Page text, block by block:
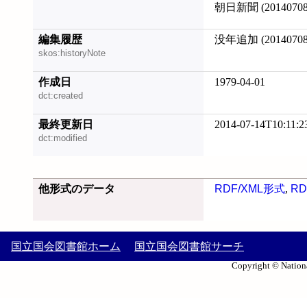
朝日新聞
編集履歴
skos:historyNote
没年追加
作成日
dct:created
1979-04-01
最終更新日
dct:modified
2014-07-
他形式のデータ RDF/XML形式,
国立国会図書館ホーム 国立国会図書館サーチ
Copyright ©